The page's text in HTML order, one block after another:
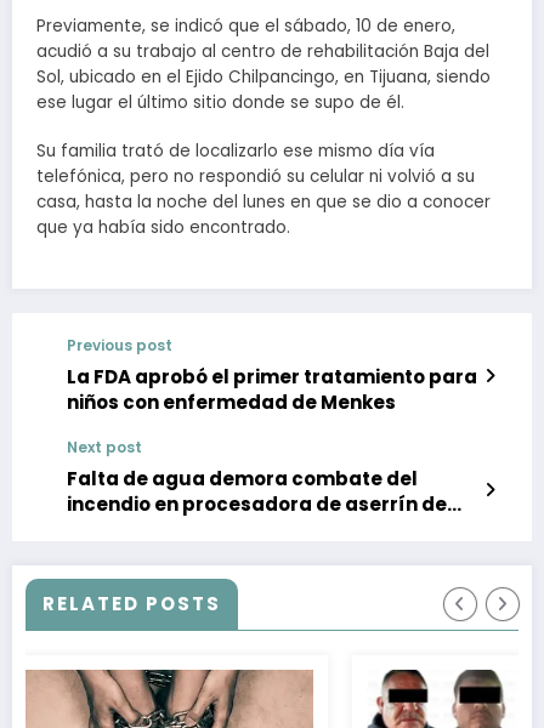
Previamente, se indicó que el sábado, 10 de enero,
acudió a su trabajo al centro de rehabilitación Baja del
Sol, ubicado en el Ejido Chilpancingo, en Tijuana, siendo
ese lugar el último sitio donde se supo de él.
Su familia trató de localizarlo ese mismo día vía
telefónica, pero no respondió su celular ni volvió a su
casa, hasta la noche del lunes en que se dio a conocer
que ya había sido encontrado.
Previous post
La FDA aprobó el primer tratamiento para
niños con enfermedad de Menkes
Next post
Falta de agua demora combate del
incendio en procesadora de aserrín de
RELATED POSTS